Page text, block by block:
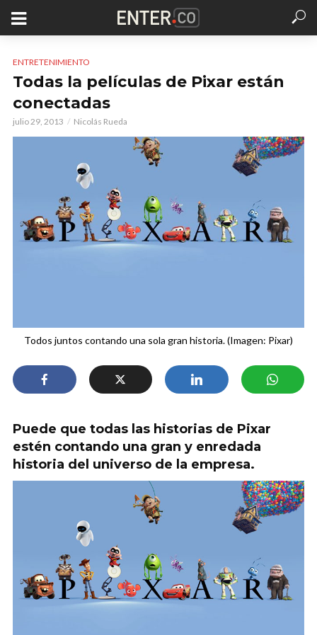
ENTRETENIMIENTO
Todas la películas de Pixar están
conectadas
julio 29, 2013 Nicolás Rueda
Todos juntos contando una sola gran historia. (Imagen: Pixar)
Puede que todas las historias de Pixar
estén contando una gran y enredada
historia del universo de la empresa.